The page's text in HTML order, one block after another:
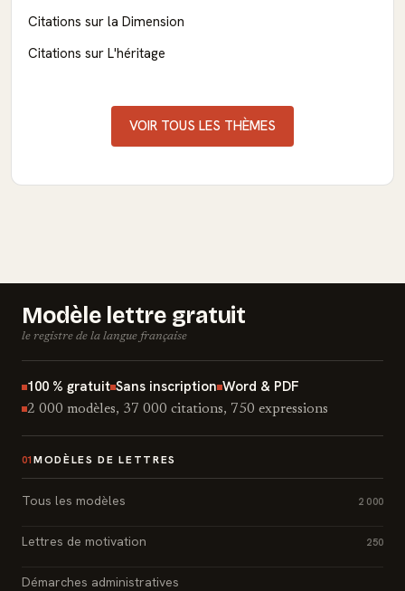
Citations sur la Dimension
Citations sur L'héritage
VOIR TOUS LES THÈMES
Modèle lettre gratuit
le registre de la langue française
100 % gratuit Sans inscription Word & PDF
2 000 modèles, 37 000 citations, 750 expressions
01 MODÈLES DE LETTRES
Tous les modèles 2 000
Lettres de motivation 250
Démarches administratives